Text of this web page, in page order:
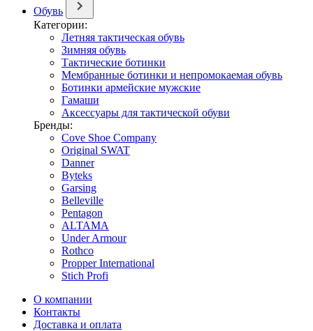
Обувь
Категории:
Летняя тактическая обувь
Зимняя обувь
Тактические ботинки
Мембранные ботинки и непромокаемая обувь
Ботинки армейские мужские
Гамаши
Аксессуары для тактической обуви
Бренды:
Cove Shoe Company
Original SWAT
Danner
Byteks
Garsing
Belleville
Pentagon
ALTAMA
Under Armour
Rothco
Propper International
Stich Profi
О компании
Контакты
Доставка и оплата